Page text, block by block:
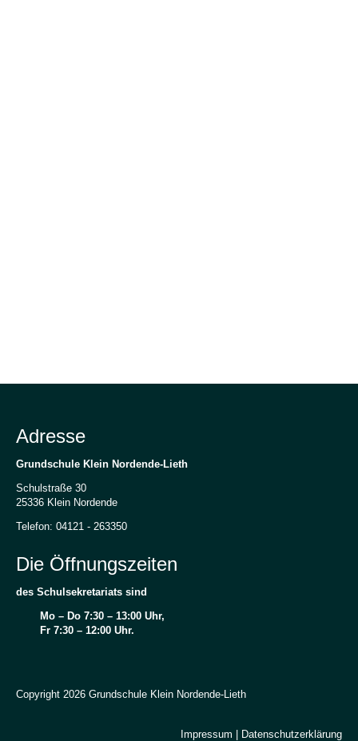
Adresse
Grundschule Klein Nordende-Lieth
Schulstraße 30
25336 Klein Nordende
Telefon: 04121 - 263350
Die Öffnungszeiten
des Schulsekretariats sind
Mo – Do 7:30 – 13:00 Uhr,
Fr 7:30 – 12:00 Uhr.
Copyright 2026 Grundschule Klein Nordende-Lieth
Impressum Datenschutzerklärung